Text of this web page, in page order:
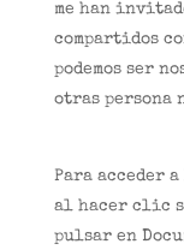
me han
compartidos
podemos ser
otras persona
Para acceder
al hacer clic
pulsar en